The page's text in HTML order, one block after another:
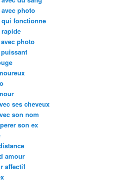
photo
fonctionne
photo
ses cheveux
son nom
son ex
amour
affectif